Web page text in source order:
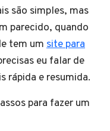
são simples, mas
parecido, quando
tem um site para
eu falar de
rápida e resumida.
para fazer um